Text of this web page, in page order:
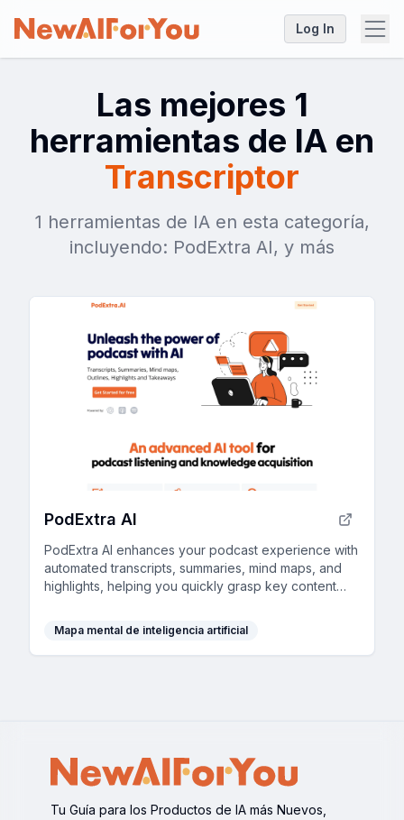
Log In
Las mejores 1
herramientas de IA en
Transcriptor
1 herramientas de IA en esta categoría,
incluyendo: PodExtra AI, y más
PodExtra AI
PodExtra AI enhances your podcast experience with
automated transcripts, summaries, mind maps, and
highlights, helping you quickly grasp key content
Mapa mental de inteligencia artificial
Tu Guía para los Productos de IA más Nuevos,